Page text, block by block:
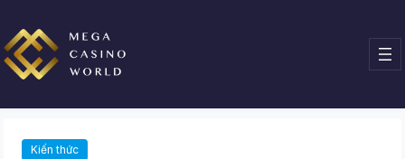
đến
phần
nội
dung
Kiến thức